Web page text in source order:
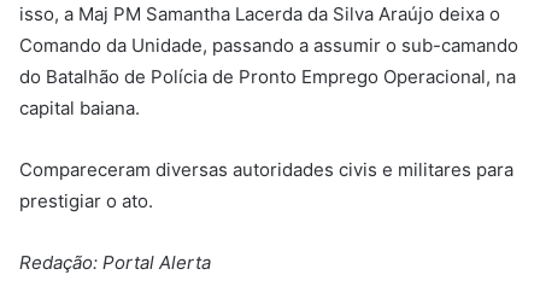
isso, a Maj PM Samantha Lacerda da Silva Araújo deixa o
Comando da Unidade, passando a assumir o sub-camando
do Batalhão de Polícia de Pronto Emprego Operacional, na
capital baiana.
Compareceram diversas autoridades civis e militares para
prestigiar o ato.
Redação: Portal Alerta